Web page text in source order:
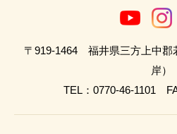
〒919-1464 福井県三方上中郡
岸）
TEL：0770-46-1101